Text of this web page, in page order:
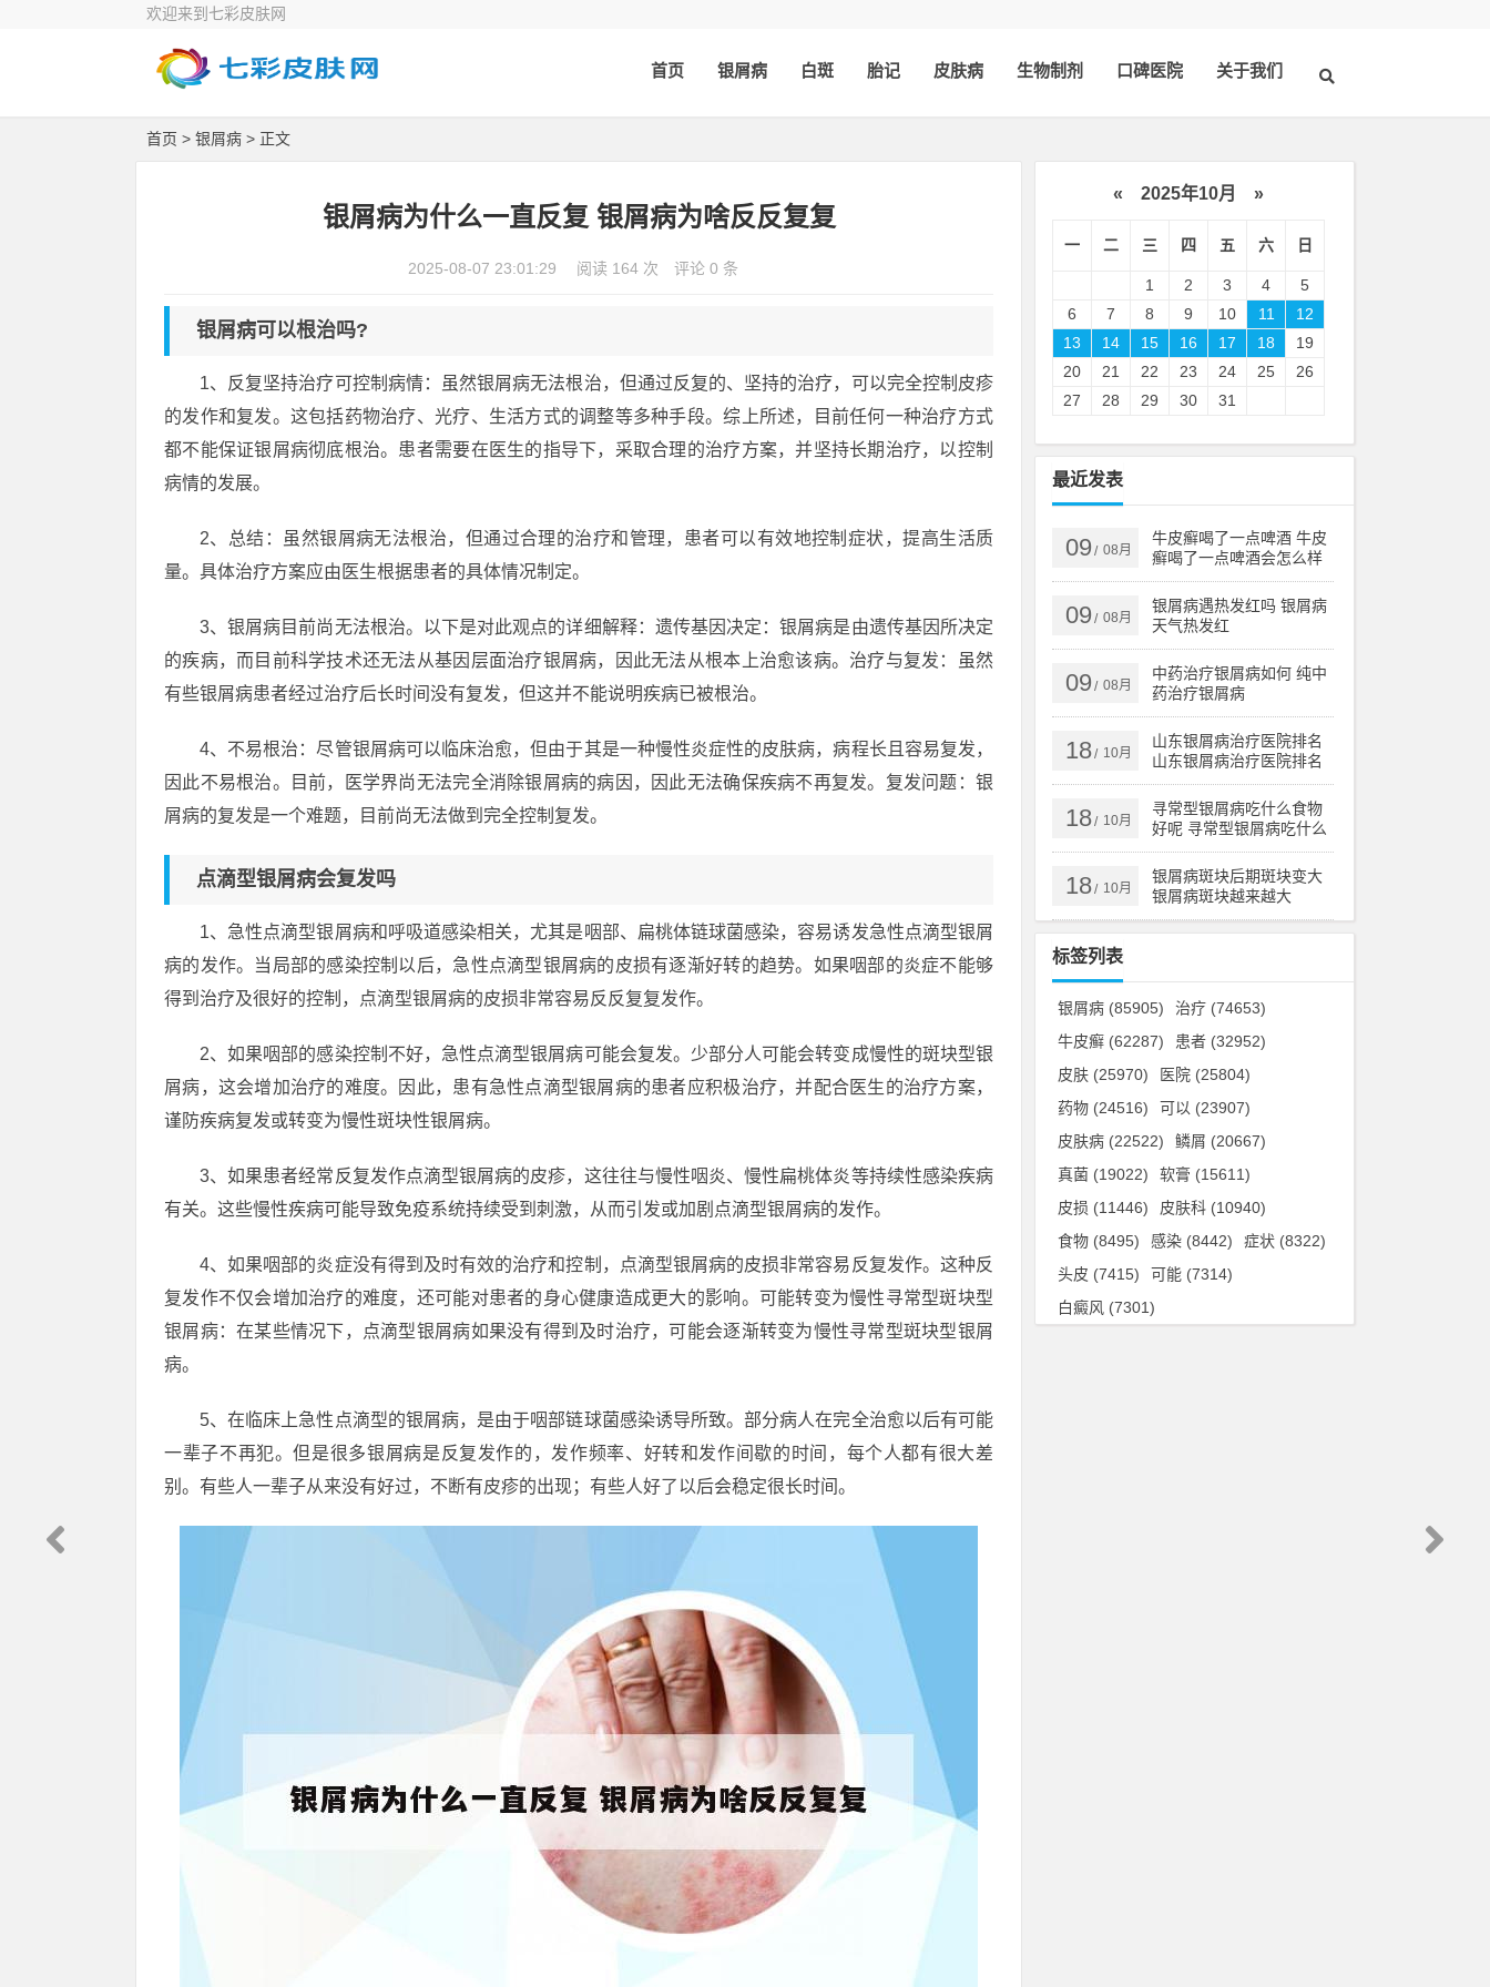
欢迎来到七彩皮肤网
首页 银屑病 白斑 胎记 皮肤病 生物制剂 口碑医院 关于我们
首页 > 银屑病 > 正文
银屑病为什么一直反复 银屑病为啥反反复复
2025-08-07 23:01:29 阅读 164 次 评论 0 条
银屑病可以根治吗?
1、反复坚持治疗可控制病情：虽然银屑病无法根治，但通过反复的、坚持的治疗，可以完全控制皮疹
的发作和复发。这包括药物治疗、光疗、生活方式的调整等多种手段。综上所述，目前任何一种治疗方式
都不能保证银屑病彻底根治。患者需要在医生的指导下，采取合理的治疗方案，并坚持长期治疗，以控制
病情的发展。
2、总结：虽然银屑病无法根治，但通过合理的治疗和管理，患者可以有效地控制症状，提高生活质
量。具体治疗方案应由医生根据患者的具体情况制定。
3、银屑病目前尚无法根治。以下是对此观点的详细解释：遗传基因决定：银屑病是由遗传基因所决定
的疾病，而目前科学技术还无法从基因层面治疗银屑病，因此无法从根本上治愈该病。治疗与复发：虽然
有些银屑病患者经过治疗后长时间没有复发，但这并不能说明疾病已被根治。
4、不易根治：尽管银屑病可以临床治愈，但由于其是一种慢性炎症性的皮肤病，病程长且容易复发，
因此不易根治。目前，医学界尚无法完全消除银屑病的病因，因此无法确保疾病不再复发。复发问题：银
屑病的复发是一个难题，目前尚无法做到完全控制复发。
点滴型银屑病会复发吗
1、急性点滴型银屑病和呼吸道感染相关，尤其是咽部、扁桃体链球菌感染，容易诱发急性点滴型银屑
病的发作。当局部的感染控制以后，急性点滴型银屑病的皮损有逐渐好转的趋势。如果咽部的炎症不能够
得到治疗及很好的控制，点滴型银屑病的皮损非常容易反反复复发作。
2、如果咽部的感染控制不好，急性点滴型银屑病可能会复发。少部分人可能会转变成慢性的斑块型银
屑病，这会增加治疗的难度。因此，患有急性点滴型银屑病的患者应积极治疗，并配合医生的治疗方案，
谨防疾病复发或转变为慢性斑块性银屑病。
3、如果患者经常反复发作点滴型银屑病的皮疹，这往往与慢性咽炎、慢性扁桃体炎等持续性感染疾病
有关。这些慢性疾病可能导致免疫系统持续受到刺激，从而引发或加剧点滴型银屑病的发作。
4、如果咽部的炎症没有得到及时有效的治疗和控制，点滴型银屑病的皮损非常容易反复发作。这种反
复发作不仅会增加治疗的难度，还可能对患者的身心健康造成更大的影响。可能转变为慢性寻常型斑块型
银屑病：在某些情况下，点滴型银屑病如果没有得到及时治疗，可能会逐渐转变为慢性寻常型斑块型银屑
病。
5、在临床上急性点滴型的银屑病，是由于咽部链球菌感染诱导所致。部分病人在完全治愈以后有可能
一辈子不再犯。但是很多银屑病是反复发作的，发作频率、好转和发作间歇的时间，每个人都有很大差
别。有些人一辈子从来没有好过，不断有皮疹的出现；有些人好了以后会稳定很长时间。
« 2025年10月 »
一 二 三 四 五 六 日
1 2 3 4
5
6
7 8 9 10 11
12
13
14 15 16 17 18
19
20
21 22 23 24 25
26
27
28 29 30 31
最近发表
09/ 08月
牛皮癣喝了一点啤酒 牛皮
癣喝了一点啤酒会怎么样
09/ 08月
银屑病遇热发红吗 银屑病
天气热发红
09/ 08月
中药治疗银屑病如何 纯中
药治疗银屑病
18/ 10月
山东银屑病治疗医院排名
山东银屑病治疗医院排名
榜
18/ 10月
寻常型银屑病吃什么食物
好呢 寻常型银屑病吃什么
药效果好
18/ 10月
银屑病斑块后期斑块变大
银屑病斑块越来越大
标签列表
银屑病 (85905) 治疗 (74653)
牛皮癣 (62287) 患者 (32952)
皮肤 (25970) 医院 (25804)
药物 (24516) 可以 (23907)
皮肤病 (22522) 鳞屑 (20667)
真菌 (19022) 软膏 (15611)
皮损 (11446) 皮肤科 (10940)
食物 (8495) 感染 (8442) 症状 (8322)
头皮 (7415) 可能 (7314)
白癜风 (7301)